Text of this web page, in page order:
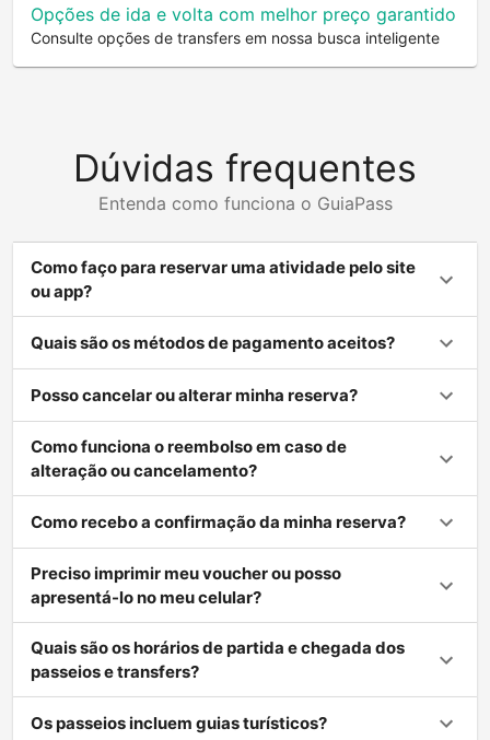
Opções de ida e volta com melhor preço garantido
Consulte opções de transfers em nossa busca inteligente
Dúvidas frequentes
Entenda como funciona o GuiaPass
Como faço para reservar uma atividade pelo site
ou app?
Quais são os métodos de pagamento aceitos?
Posso cancelar ou alterar minha reserva?
Como funciona o reembolso em caso de
alteração ou cancelamento?
Como recebo a confirmação da minha reserva?
Preciso imprimir meu voucher ou posso
apresentá-lo no meu celular?
Quais são os horários de partida e chegada dos
passeios e transfers?
Os passeios incluem guias turísticos?